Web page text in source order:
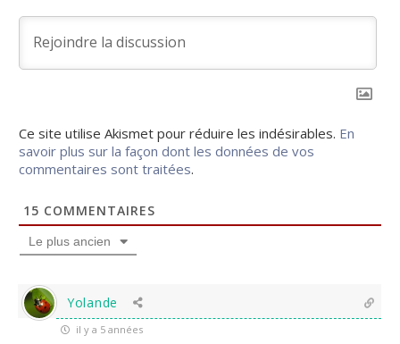
Ce site utilise Akismet pour réduire les indésirables. En
savoir plus sur la façon dont les données de vos
commentaires sont traitées.
15 COMMENTAIRES
Le plus ancien
Yolande
il y a 5 années